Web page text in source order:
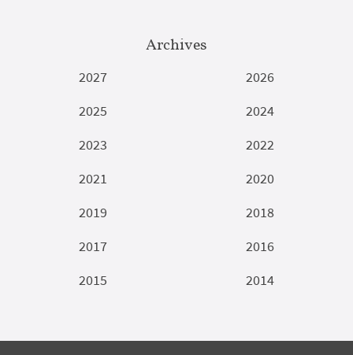
Archives
2027
2026
2025
2024
2023
2022
2021
2020
2019
2018
2017
2016
2015
2014